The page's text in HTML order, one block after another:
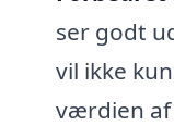
ser godt
vil ikke
værdien af